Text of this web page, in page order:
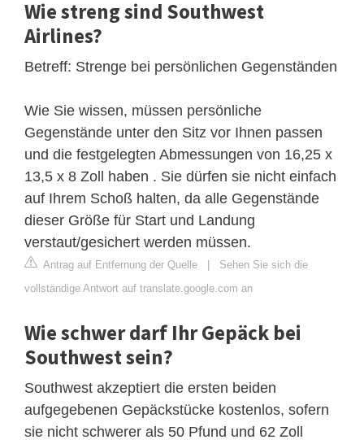
Wie streng sind Southwest
Airlines?
Betreff: Strenge bei persönlichen Gegenständen
Wie Sie wissen, müssen persönliche
Gegenstände unter den Sitz vor Ihnen passen
und die festgelegten Abmessungen von 16,25 x
13,5 x 8 Zoll haben . Sie dürfen sie nicht einfach
auf Ihrem Schoß halten, da alle Gegenstände
dieser Größe für Start und Landung
verstaut/gesichert werden müssen.
Antrag auf Entfernung der Quelle | Sehen Sie sich die
vollständige Antwort auf translate.google.com an
Wie schwer darf Ihr Gepäck bei
Southwest sein?
Southwest akzeptiert die ersten beiden
aufgegebenen Gepäckstücke kostenlos, sofern
sie nicht schwerer als 50 Pfund und 62 Zoll